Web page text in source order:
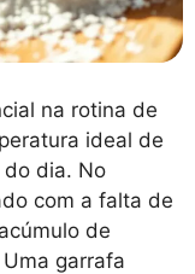
na rotina de
ideal de
dia. No
com a falta de
de
garrafa